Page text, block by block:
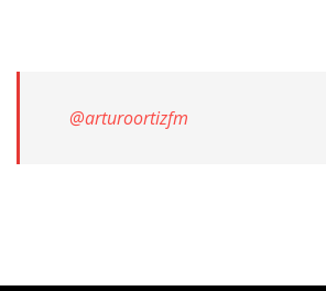
@arturoortizfm